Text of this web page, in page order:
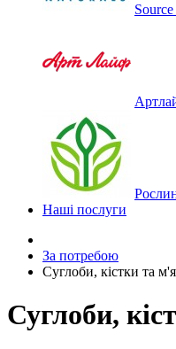
Наші послуги
За потребою
Суглоби, кістки та
Суглоби,